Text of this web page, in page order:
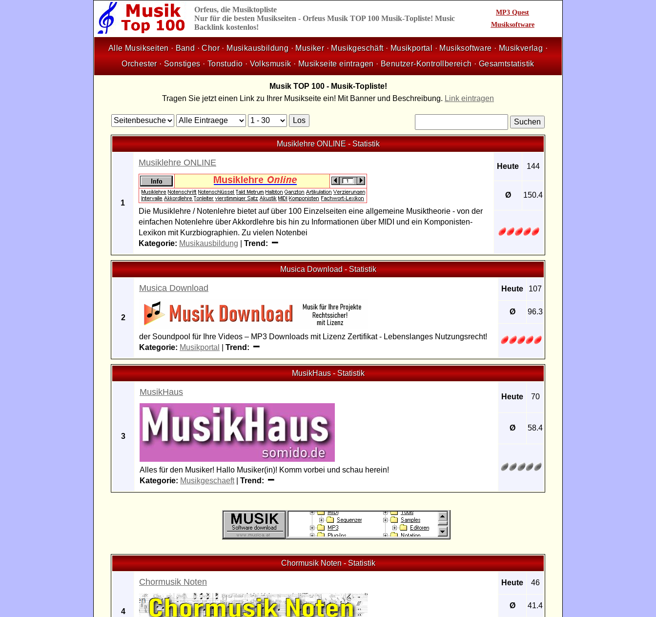
Orfeus, die Musiktopliste
Nur für die besten Musikseiten - Orfeus Musik TOP 100 Musik-Topliste! Music
Backlink kostenlos!
MP3 Quest
Musiksoftware
Alle Musikseiten · Band ·Chor· Musikausbildung · Musiker· Musikgeschäft· Musikportal · Musiksoftware· Musikverlag ·
Orchester· Sonstiges· Tonstudio· Volksmusik· Musikseite eintragen · Benutzer-Kontrollbereich · Gesamtstatistik
Musik TOP 100 - Musik-Topliste!
Tragen Sie jetzt einen Link zu Ihrer Musikseite ein! Mit Banner und Beschreibung. Link eintragen
Musiklehre ONLINE-Statistik
1
Musiklehre ONLINE
Die Musiklehre / Notenlehre bietet auf über 100 Einzelseiten eine allgemeine Musiktheorie - von der
einfachen Notenlehre über Akkordlehre bis hin zu Informationen über MIDI und ein Komponisten-
Lexikon mit Kurzbiographien. Zu vielen Notenbei
Kategorie: Musikausbildung Trend:
Heute 144
Ø 150.4
Musica Download-Statistik
2
Musica Download
der Soundpool für Ihre Videos – MP3 Downloads mit Lizenz Zertifikat - Lebenslanges Nutzungsrecht!
Kategorie: Musikportal Trend:
Heute 107
Ø 96.3
MusikHaus-Statistik
3
MusikHaus
Alles für den Musiker! Hallo Musiker(in)! Komm vorbei und schau herein!
Kategorie: Musikgeschaeft| Trend:
Heute 70
Ø 58.4
Chormusik Noten-Statistik
4
Chormusik Noten Heute 46
Ø 41.4